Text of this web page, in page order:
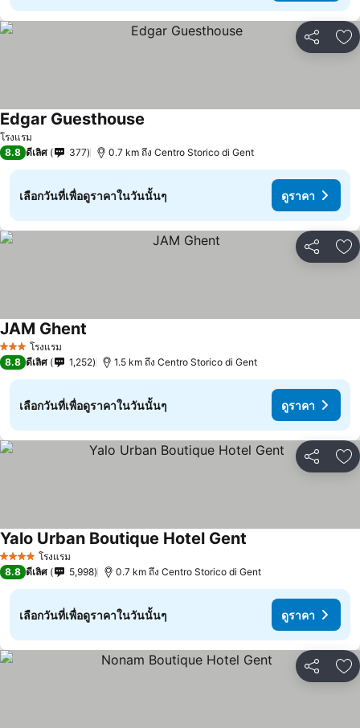
แชร์ เ
โรงแรม
Edgar Guesthouse
8.8 ดีเลิศ 377 0.7 km ถึง Centro Storico di Gent
เลือกวันที่เพื่อดูราคาในวันนั้นๆ ดูราคา
แชร์ เ
3 ดาว โรงแรม
JAM Ghent
8.8 ดีเลิศ 1,252 1.5 km ถึง Centro Storico di Gent
เลือกวันที่เพื่อดูราคาในวันนั้นๆ ดูราคา
แชร์ เ
4 ดาว โรงแรม
Yalo Urban Boutique Hotel Gent
8.8 ดีเลิศ 5,998 0.7 km ถึง Centro Storico di Gent
เลือกวันที่เพื่อดูราคาในวันนั้นๆ ดูราคา
แชร์ เ